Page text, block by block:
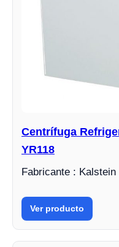
Centrífuga
YR118
Fabricante : Kalstein
Ver producto